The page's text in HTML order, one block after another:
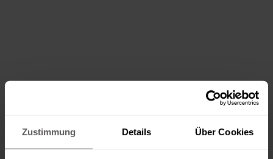
Zustimmung Details Über Cookies